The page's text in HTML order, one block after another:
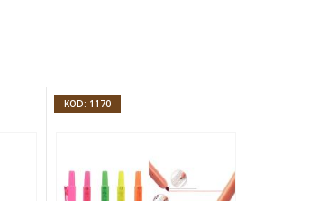
KOD: 1170